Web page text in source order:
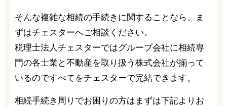
そんな複雑な相続の手続きに関することなら、ま
ずはチェスターへご相談ください。
税理士法人チェスターではグループ会社に相続専
門の各士業と不動産を取り扱う株式会社が揃って
いるのですべてをチェスターで完結できます。
相続手続き周りでお困りの方はまずは下記よりお